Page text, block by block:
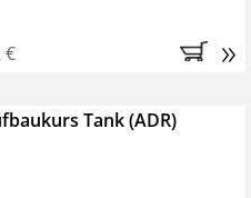
€ »
Tank (ADR)